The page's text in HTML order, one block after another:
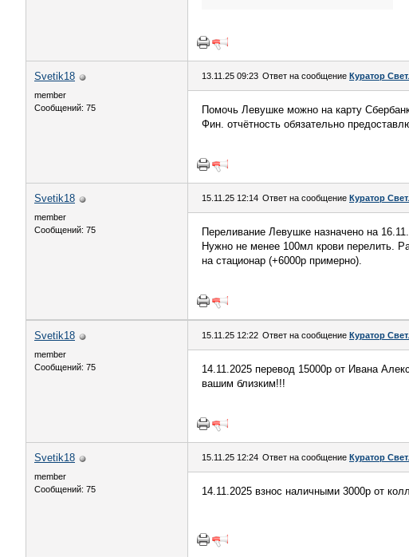
Svetik18
member
Сообщений: 75
13.11.25 09:23 Ответ на сообщение Куратор
Помочь Левушке можно на карту
Фин. отчётность обязательно
Svetik18
member
Сообщений: 75
15.11.25 12:14 Ответ на сообщение Куратор
Переливание Левушке назначено на
Нужно не менее 100мл крови перелить.
на стационар (+6000р примерно).
Svetik18
member
Сообщений: 75
15.11.25 12:22 Ответ на сообщение Куратор
14.11.2025 перевод 15000р от Ивана
вашим близким!!!
Svetik18
member
Сообщений: 75
15.11.25 12:24 Ответ на сообщение Куратор
14.11.2025 взнос наличными 3000р от